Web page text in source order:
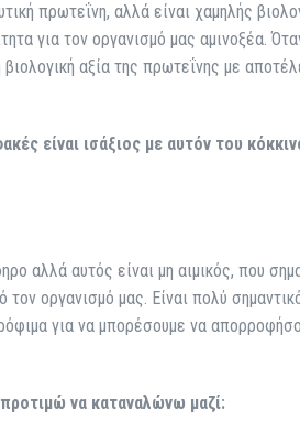
πρωτεΐνη, αλλά είναι χαμηλής
για τον οργανισμό μας αμινοξέα.
βιολογική αξία της πρωτεΐνης με
είναι ισάξιος με αυτόν του
αλλά αυτός είναι μη αιμικός, που
οργανισμό μας. Είναι πολύ
για να μπορέσουμε να
να καταναλώνω μαζί: